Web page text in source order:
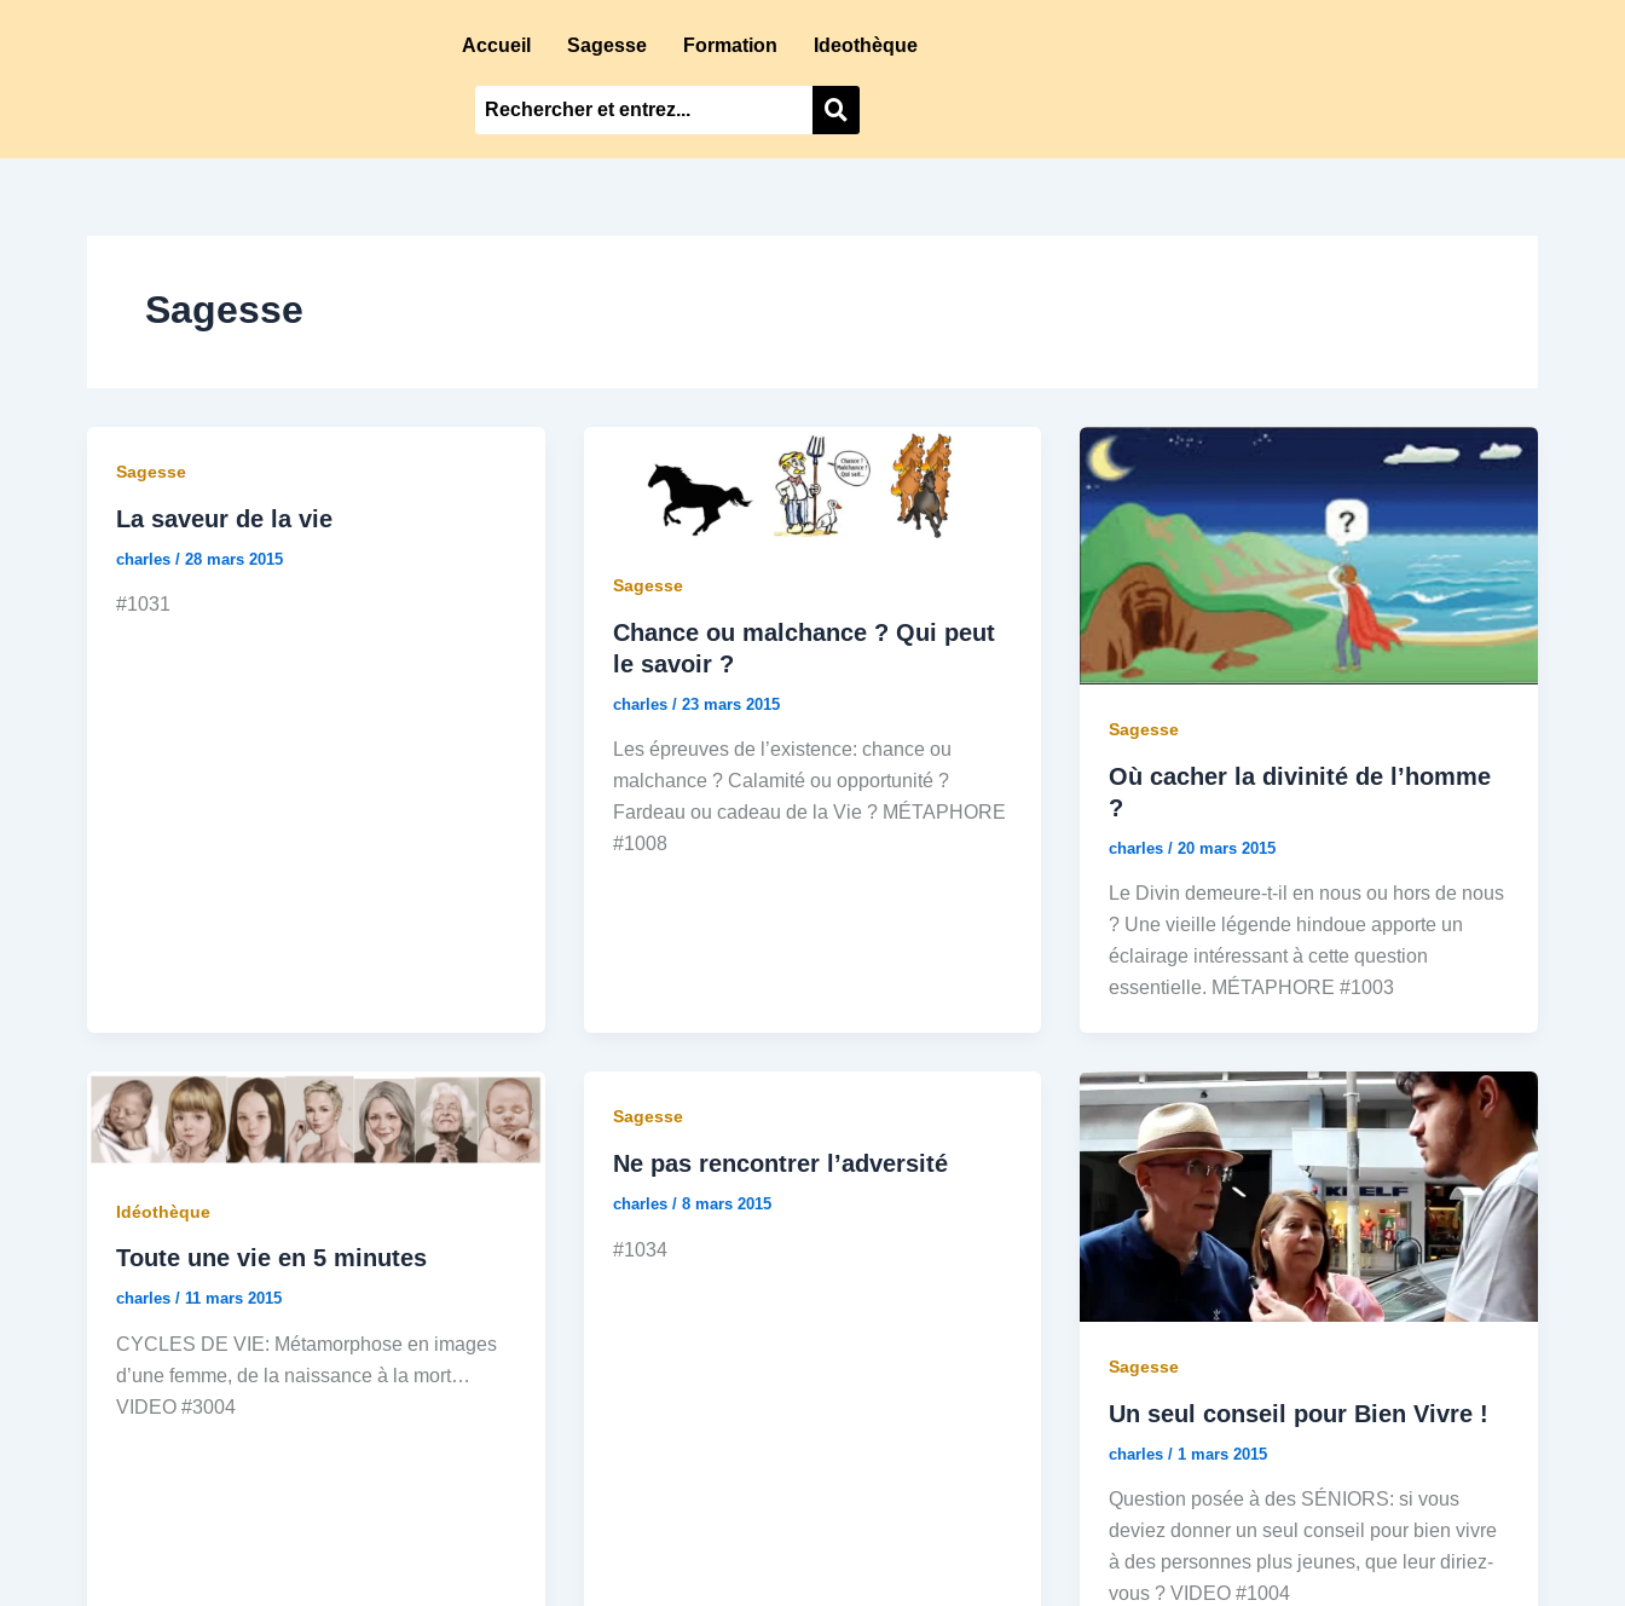
Accueil Sagesse Formation Ideothèque
Sagesse
Sagesse
La saveur de la vie
charles / 28 mars 2015
#1031
Sagesse
Chance ou malchance ? Qui peut
le savoir ?
charles / 23 mars 2015
Les épreuves de l’existence: chance ou
malchance ? Calamité ou opportunité ?
Fardeau ou cadeau de la Vie ? MÉTAPHORE
#1008
Sagesse
Où cacher la divinité de l’homme
?
charles/20 mars 2015
Le Divin demeure-t-il en nous ou hors de nous
? Une vieille légende hindoue apporte un
éclairage intéressant à cette question
essentielle. MÉTAPHORE #1003
Idéothèque
Toute une vie en 5 minutes
charles / 11 mars 2015
CYCLES DE VIE: Métamorphose en images
d’une femme, de la naissance à la mort…
VIDEO #3004
Sagesse
Ne pas rencontrer l’adversité
charles / 8 mars 2015
#1034
Sagesse
Un seul conseil pour Bien Vivre !
charles/1 mars 2015
Question posée à des SÉNIORS: si vous
deviez donner un seul conseil pour bien vivre
à des personnes plus jeunes, que leur diriez-
vous ? VIDEO #1004